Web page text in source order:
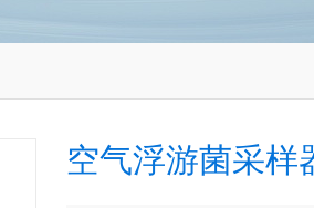
空气浮游菌采样